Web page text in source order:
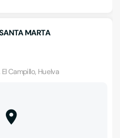
MARTA
Campillo, Huelva